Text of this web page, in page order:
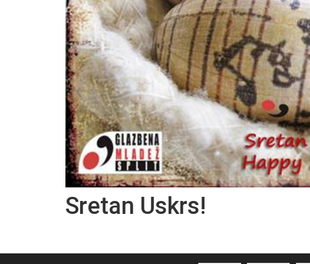
Sretan Uskrs!